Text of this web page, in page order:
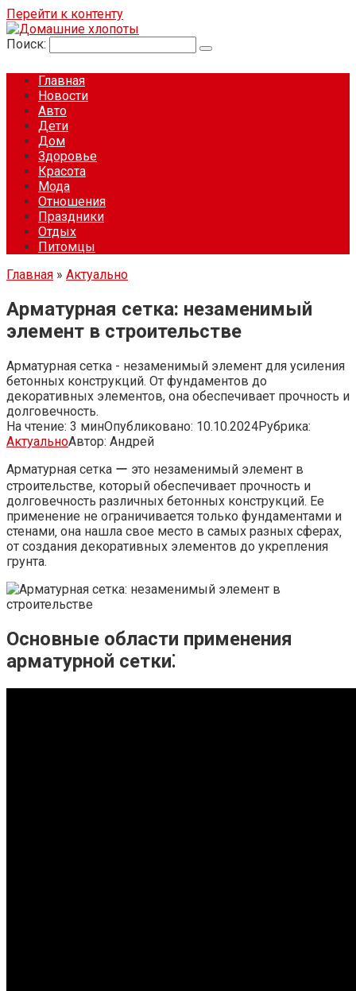
Перейти к контенту
Поиск:
Главная
Новости
Авто
Дети
Дом
Здоровье
Красота
Мода
Отношения
Праздники
Отдых
Питомцы
Главная » Актуально
Арматурная сетка: незаменимый
элемент в строительстве
Арматурная сетка - незаменимый элемент для усиления
бетонных конструкций. От фундаментов до
декоративных элементов, она обеспечивает прочность и
долговечность.
На чтение: 3 минОпубликовано: 10.10.2024Рубрика:
АктуальноАвтор: Андрей
Арматурная сетка ー это незаменимый элемент в
строительстве‚ который обеспечивает прочность и
долговечность различных бетонных конструкций. Ее
применение не ограничивается только фундаментами и
стенами‚ она нашла свое место в самых разных сферах‚
от создания декоративных элементов до укрепления
грунта.
Основные области применения
арматурной сетки⁚